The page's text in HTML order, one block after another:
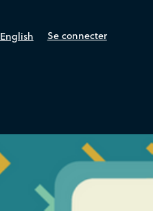
English Se connecter